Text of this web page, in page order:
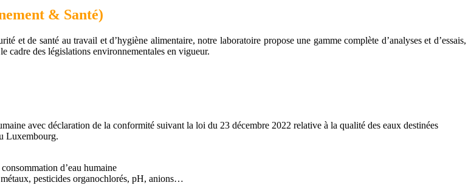
& Santé)
et de santé au travail et d’hygiène alimentaire, notre laboratoire propose une gamme complète d’analyses et d’essais,
cadre des législations environnementales en vigueur.
avec déclaration de la conformité suivant la loi du 23 décembre 2022 relative à la qualité des eaux destinées
Luxembourg.
d’eau humaine
pesticides organochlorés, pH, anions…